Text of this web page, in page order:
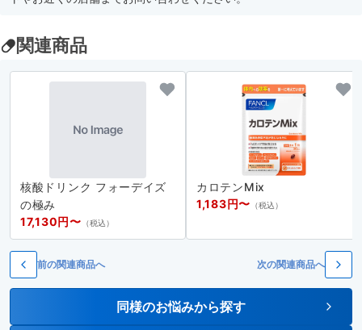
関連商品
核酸ドリンク フォーデイズ
の極み
17,130円〜 （税込）
カロテンMix
1,183円〜 （税込）
前の関連商品へ 次の関連商品へ
同様のお悩みから探す